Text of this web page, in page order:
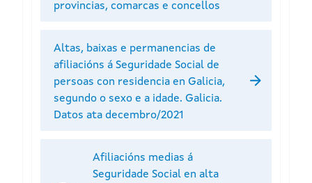
provincias, comarcas e concellos
Altas, baixas e permanencias de
afiliacións á Seguridade Social de
persoas con residencia en Galicia,
segundo o sexo e a idade. Galicia.
Datos ata decembro/2021
Afiliacións medias á
Seguridade Social en alta